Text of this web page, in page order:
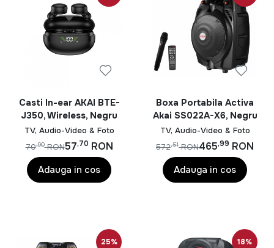
Casti In-ear AKAI BTE-
J350, Wireless, Negru
TV, Audio-Video & Foto
57,70 RON
70,90 RON
Adauga in cos
Boxa Portabila Activa
Akai SS022A-X6, Negru
TV, Audio-Video & Foto
465,99 RON
572,51 RON
Adauga in cos
25% 18%